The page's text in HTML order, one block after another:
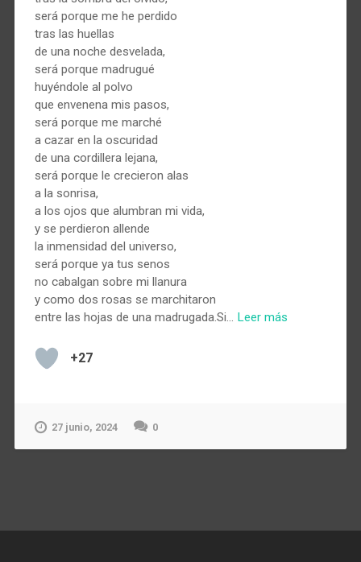
será porque me he perdido
tras las huellas
de una noche desvelada,
será porque madrugué
huyéndole al polvo
que envenena mis pasos,
será porque me marché
a cazar en la oscuridad
de una cordillera lejana,
será porque le crecieron alas
a la sonrisa,
a los ojos que alumbran mi vida,
y se perdieron allende
la inmensidad del universo,
será porque ya tus senos
no cabalgan sobre mi llanura
y como dos rosas se marchitaron
entre las hojas de una madrugada.Si… Leer más
+27
27 junio, 2024 0